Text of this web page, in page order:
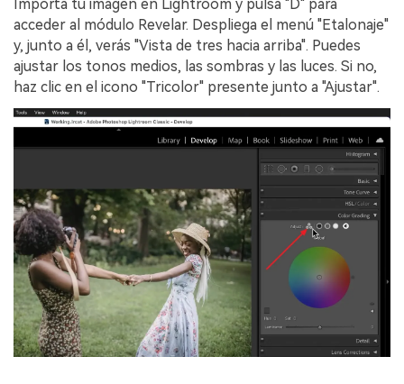
Importa tu imagen en Lightroom y pulsa "D" para
acceder al módulo Revelar. Despliega el menú "Etalonaje"
y, junto a él, verás "Vista de tres hacia arriba". Puedes
ajustar los tonos medios, las sombras y las luces. Si no,
haz clic en el icono "Tricolor" presente junto a "Ajustar".